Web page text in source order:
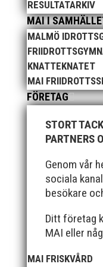
RESULTATARKIV
MAI I
MALMÖ
KNATTEKNATET
MAI
FÖRETAG
STORT
PARTNERS
Genom vår
sociala
besökare
Ditt företag
MAI eller
MAI FRISKVÅRD
När
utmärkelserna till
skötebarn i alla
priset ”Årets
hyllningarna. –...